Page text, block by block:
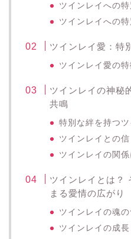
ツインレイへの
ツインレイへの
ツインレイ愛：特
ツインレイ愛の特
ツインレイの神秘
共鳴
特別な絆を持つ
ツインレイとの
ツインレイの関
ツインレイとは？
まる愛情の広がり
ツインレイの魂の
ツインレイの成